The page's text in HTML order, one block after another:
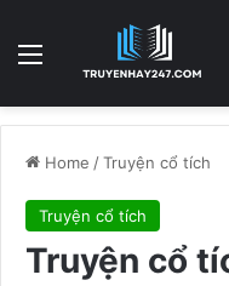
Home /Truyện cổ tích
Truyện cổ tích
Truyện cổ